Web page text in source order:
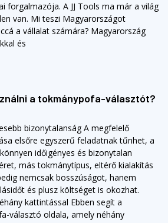
forgalmazója. A JJ Tools ma már a világ
van. Mi teszi Magyarországot
a vállalat számára? Magyarország
és
a tokmánypofa-választót?
bizonytalanság A megfelelő
elsőre egyszerű feladatnak tűnhet, a
időigényes és bizonytalan
más tokmánytípus, eltérő kialakítás
nemcsak bosszúságot, hanem
és plusz költséget is okozhat.
kattintással Ebben segít a
választó oldala, amely néhány